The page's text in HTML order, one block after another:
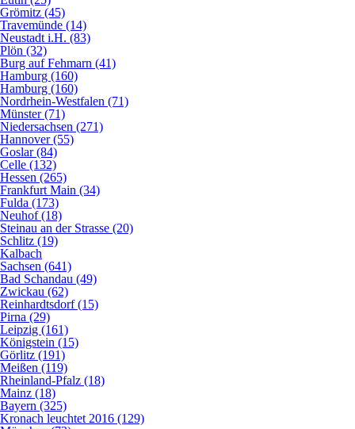
Grömitz (45)
Travemünde (14)
Neustadt i.H. (83)
Plön (32)
Burg auf Fehmarn (41)
Hamburg (160)
Hamburg (160)
Nordrhein-Westfalen (71)
Münster (71)
Niedersachsen (271)
Hannover (55)
Goslar (84)
Celle (132)
Hessen (265)
Frankfurt Main (34)
Fulda (173)
Neuhof (18)
Steinau an der Strasse (20)
Schlitz (19)
Kalbach
Sachsen (641)
Bad Schandau (49)
Zwickau (62)
Reinhardtsdorf (15)
Pirna (29)
Leipzig (161)
Königstein (15)
Görlitz (191)
Meißen (119)
Rheinland-Pfalz (18)
Mainz (18)
Bayern (325)
Kronach leuchtet 2016 (129)